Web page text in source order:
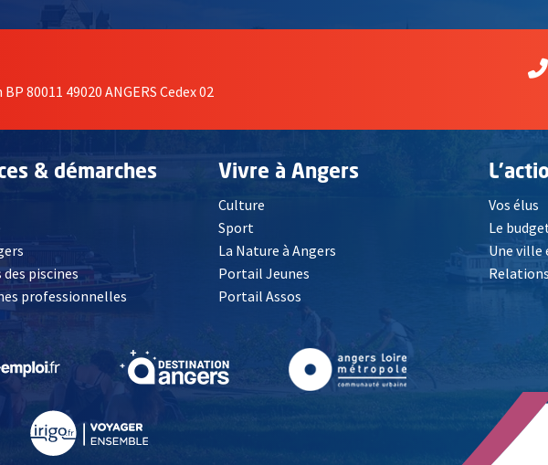
80011 49020 ANGERS Cedex 02
& démarches
, Ouvre une nouvelle fenêtre
piscines
professionnelles
Vivre à Angers
Culture
Sport
La Nature à Angers
Portail Jeunes
Portail Assos
Vos élus
Le
Une ville
fenêtre , Ouvre une nouvelle fenêtre , Ouvre une nouvelle fenêtre, Ouvre une nouvelle